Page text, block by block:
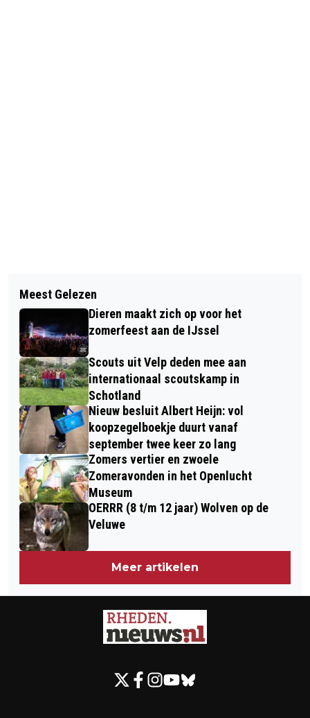
NA LANG ETEN WERD DE MOORD
OPGELOST IN LA MAISON DU STEEG
JONGE ONDERNEMERS PRESENTEREN
ZICH TIJDENS DRAGONS’ DEN PITCH
Meest Gelezen
Dieren maakt zich op voor het
zomerfeest aan de IJssel
Scouts uit Velp deden mee aan
internationaal scoutskamp in
Schotland
Nieuw besluit Albert Heijn: vol
koopzegelboekje duurt vanaf
september twee keer zo lang
Zomers vertier en zwoele
Zomeravonden in het Openlucht
Museum
OERRR (8 t/m 12 jaar) Wolven op de
Veluwe
Meer artikelen